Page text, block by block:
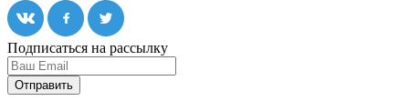
Подписаться на рассылку
Отправить